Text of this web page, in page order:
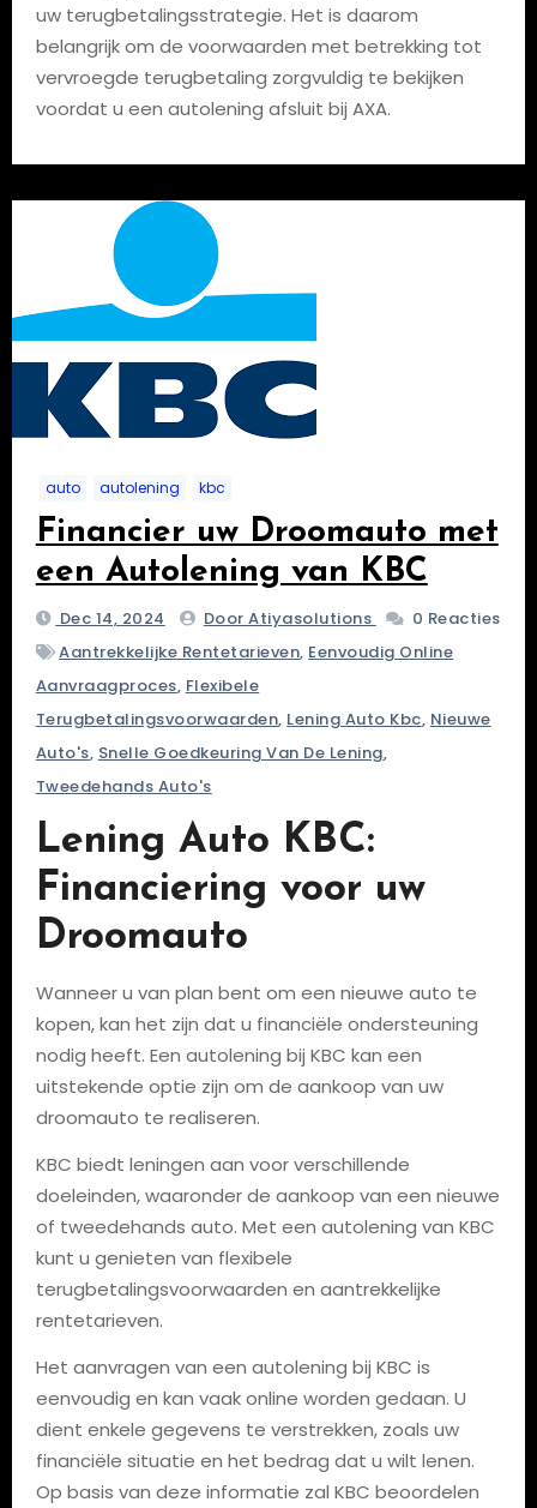
uw terugbetalingsstrategie. Het is daarom
belangrijk om de voorwaarden met betrekking tot
vervroegde terugbetaling zorgvuldig te bekijken
voordat u een autolening afsluit bij AXA.
auto autolening kbc
Financier uw Droomauto met
een Autolening van KBC
Dec 14, 2024 Door Atiyasolutions
0 Reacties
Aantrekkelijke Rentetarieven, Eenvoudig Online
Aanvraagproces, Flexibele
Terugbetalingsvoorwaarden, Lening Auto Kbc, Nieuwe
Auto's, Snelle Goedkeuring Van De Lening,
Tweedehands Auto's
Lening Auto KBC:
Financiering voor uw
Droomauto
Wanneer u van plan bent om een nieuwe auto te
kopen, kan het zijn dat u financiële ondersteuning
nodig heeft. Een autolening bij KBC kan een
uitstekende optie zijn om de aankoop van uw
droomauto te realiseren.
KBC biedt leningen aan voor verschillende
doeleinden, waaronder de aankoop van een nieuwe
of tweedehands auto. Met een autolening van KBC
kunt u genieten van flexibele
terugbetalingsvoorwaarden en aantrekkelijke
rentetarieven.
Het aanvragen van een autolening bij KBC is
eenvoudig en kan vaak online worden gedaan. U
dient enkele gegevens te verstrekken, zoals uw
financiële situatie en het bedrag dat u wilt lenen.
Op basis van deze informatie zal KBC beoordelen